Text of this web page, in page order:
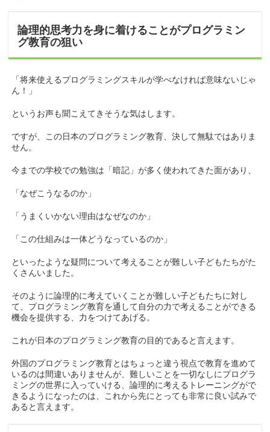
論理的思考力を身に着けることがプログラミン
グ教育の狙い
「将来使えるプログラミングスキルが学べなければ意味ないじゃ
ん！」
というお声も聞こえてきそうな気はします。
ですが、この日本のプログラミング教育、決して無駄ではありま
せん。
今までの学校での勉強は「暗記」が多く使われてきた面があり、
「なぜこうなるのか」
「うまくいかない理由はなぜなのか」
「この仕組みは一体どうなっているのか」
といったような疑問について考えることが難しい子どもたちがた
くさんいました。
そのように論理的に考えていくことが難しい子どもたちに対し
て、プログラミング教育を通して自分の力で考えることができる
機会を提供する、力をつけてあげる。
これが日本のプログラミング教育の目的であると言えます。
外国のプログラミング教育とはちょっと違う視点で教育を進めて
いるのは間違いありませんが、難しいことを一切なしにプログラ
ミングの世界に入っていける、論理的に考えるトレーニングがで
きるようになったのは、これから先にとっても非常に良い試みで
あると言えます。